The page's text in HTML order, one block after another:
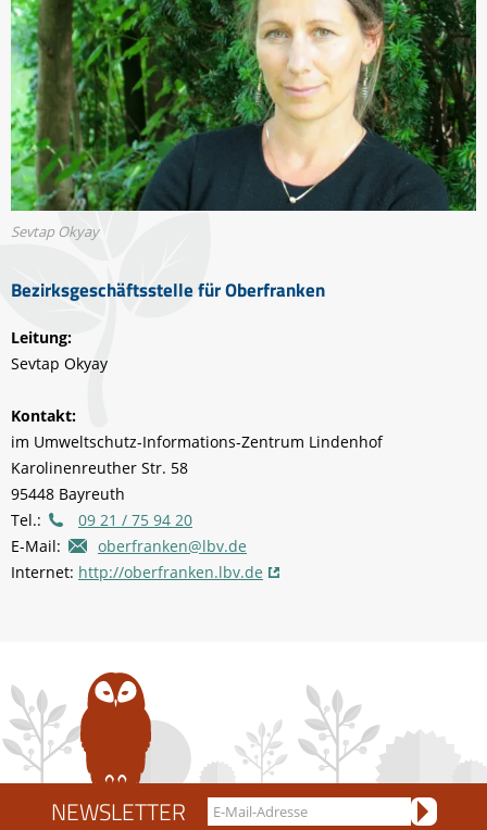
Bezirksgeschäftsstelle für Oberfranken
Sevtap Okyay
Leitung:
Sevtap Okyay
Kontakt:
im Umweltschutz-Informations-Zentrum Lindenhof
Karolinenreuther Str. 58
95448 Bayreuth
Tel.:
09 21 / 75 94 20
E-Mail:
oberfranken@lbv.de
Internet: http://oberfranken.lbv.de
NEWSLETTER